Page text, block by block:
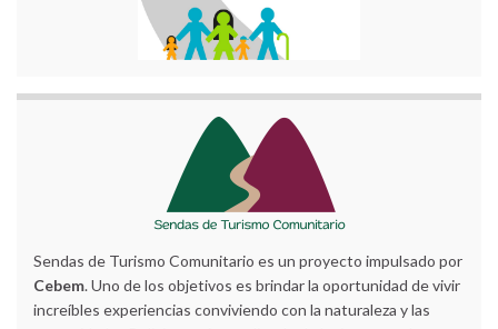
Sendas de Turismo Comunitario es un proyecto impulsado por
Cebem. Uno de los objetivos es brindar la oportunidad de vivir
increíbles experiencias conviviendo con la naturaleza y las